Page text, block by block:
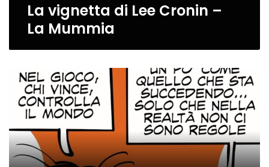
La vignetta di Lee Cronin –
La Mummia
vignetta
Finché